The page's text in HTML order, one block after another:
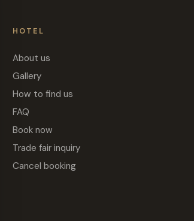
HOTEL
About us
Gallery
How to find us
FAQ
Book now
Trade fair inquiry
Cancel booking